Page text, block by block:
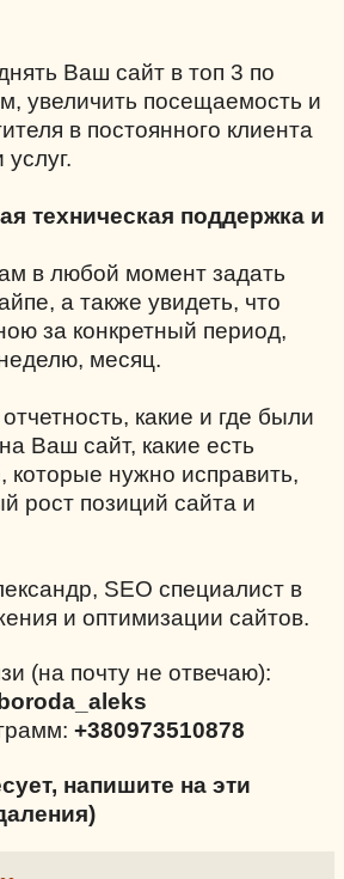
Ваш сайт в топ 3 по
увеличить посещаемость и
в постоянного клиента
техническая поддержка и
в любой момент задать
а также увидеть, что
за конкретный период,
месяц.
какие и где были
Ваш сайт, какие есть
которые нужно исправить,
рост позиций сайта и
SEO специалист в
и оптимизации сайтов.
(на почту не отвечаю):
+380973510878
напишите на эти